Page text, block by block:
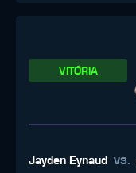
VITÓRIA
Jayden Eynaud vs.